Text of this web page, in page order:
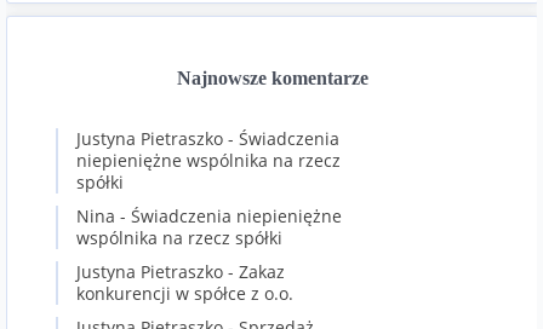
Najnowsze komentarze
Justyna Pietraszko - Świadczenia
niepieniężne wspólnika na rzecz
spółki
Nina - Świadczenia niepieniężne
wspólnika na rzecz spółki
Justyna Pietraszko - Zakaz
konkurencji w spółce z o.o.